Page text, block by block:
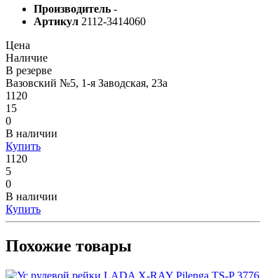
Производитель -
Артикул 2112-3414060
Цена
Наличие
В резерве
Вазовский №5, 1-я Заводская, 23а
1120
15
0
В наличии
Купить
1120
5
0
В наличии
Купить
Похожие товары